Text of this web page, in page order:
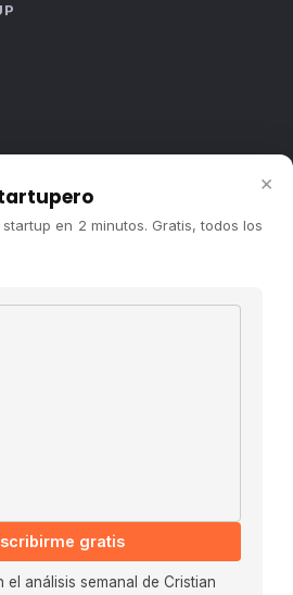
×
en 2 minutos. Gratis, todos los
gratis
el análisis semanal de Cristian